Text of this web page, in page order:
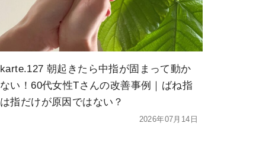
karte.127 朝起きたら中指が固まって動か
ない！60代女性Tさんの改善事例｜ばね指
は指だけが原因ではない？
2026年07月14日